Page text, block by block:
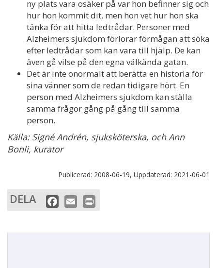
ny plats vara osäker på var hon befinner sig och
hur hon kommit dit, men hon vet hur hon ska
tänka för att hitta ledtrådar. Personer med
Alzheimers sjukdom förlorar förmågan att söka
efter ledtrådar som kan vara till hjälp. De kan
även gå vilse på den egna välkända gatan.
Det är inte onormalt att berätta en historia för
sina vänner som de redan tidigare hört. En
person med Alzheimers sjukdom kan ställa
samma frågor gång på gång till samma
person.
Källa: Signé Andrén, sjuksköterska, och Ann
Bonli, kurator
Publicerad: 2008-06-19, Uppdaterad: 2021-06-01
DELA
a
m
r